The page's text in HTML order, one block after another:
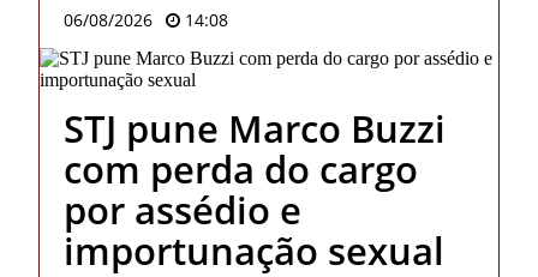
06/08/2026 14:08
STJ pune Marco Buzzi
com perda do cargo
por assédio e
importunação sexual